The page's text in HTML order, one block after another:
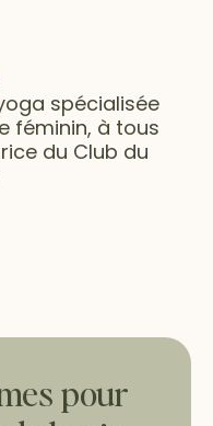
spécialisée
féminin, à tous
du Club du
pour